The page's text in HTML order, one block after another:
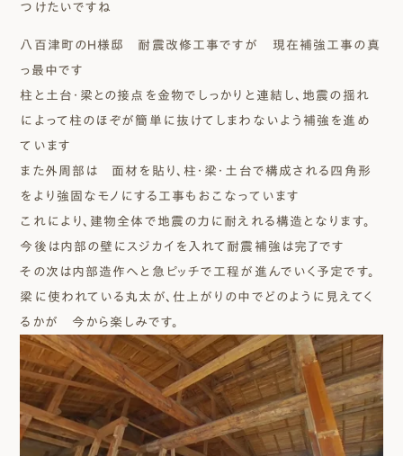
つけたいですね
八百津町のＨ様邸 耐震改修工事ですが 現在補強工事の真
っ最中です
柱と土台・梁との接点を金物でしっかりと連結し、地震の揺れ
によって柱のほぞが簡単に抜けてしまわないよう補強を進め
ています
また外周部は 面材を貼り、柱・梁・土台で構成される四角形
をより強固なモノにする工事もおこなっています
これにより、建物全体で地震の力に耐えれる構造となります。
今後は内部の壁にスジカイを入れて耐震補強は完了です
その次は内部造作へと急ピッチで工程が進んでいく予定です。
梁に使われている丸太が、仕上がりの中でどのように見えてく
るかが 今から楽しみです。